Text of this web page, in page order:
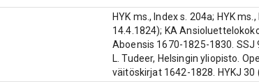
HYK ms., Index s. 204a; HYK
14.4.1824); KA
Aboensis 1670-1825-1830. SSJ
L. Tudeer, Helsingin yliopisto.
väitöskirjat 1642-1828. HYKJ 30